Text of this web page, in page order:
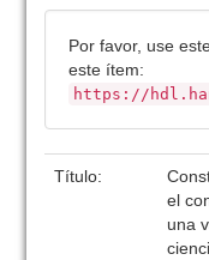
Por favor, use
este ítem:
https://
Título:
el
una